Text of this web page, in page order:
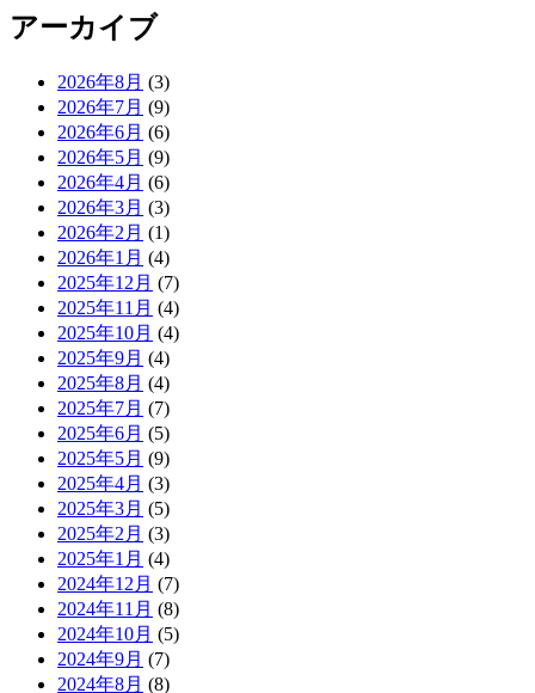
アーカイブ
2026年8月 (3)
2026年7月 (9)
2026年6月 (6)
2026年5月 (9)
2026年4月 (6)
2026年3月 (3)
2026年2月 (1)
2026年1月 (4)
2025年12月 (7)
2025年11月 (4)
2025年10月 (4)
2025年9月 (4)
2025年8月 (4)
2025年7月 (7)
2025年6月 (5)
2025年5月 (9)
2025年4月 (3)
2025年3月 (5)
2025年2月 (3)
2025年1月 (4)
2024年12月 (7)
2024年11月 (8)
2024年10月 (5)
2024年9月 (7)
2024年8月 (8)